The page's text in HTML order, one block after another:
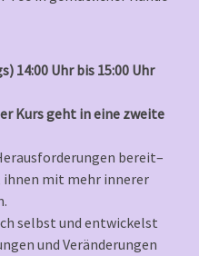
14:00 Uhr bis 15:00 Uhr
Kurs geht in eine zweite
bereit–
mit mehr innerer
selbst und entwickelst
und Veränderungen